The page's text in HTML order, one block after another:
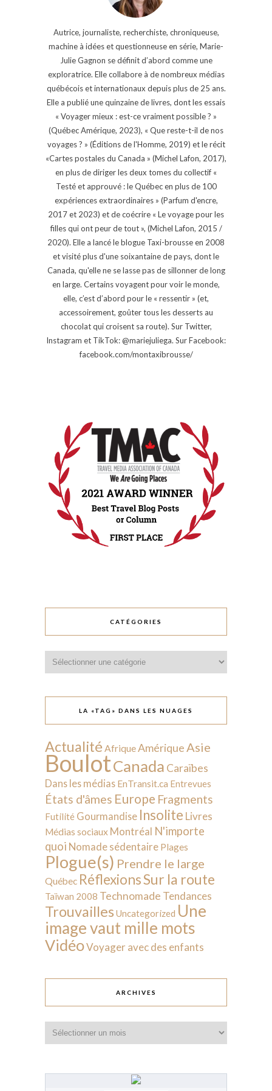
Autrice, journaliste, recherchiste, chroniqueuse,
machine à idées et questionneuse en série, Marie-
Julie Gagnon se définit d’abord comme une
exploratrice. Elle collabore à de nombreux médias
québécois et internationaux depuis plus de 25 ans.
Elle a publié une quinzaine de livres, dont les essais
« Voyager mieux : est-ce vraiment possible ? »
(Québec Amérique, 2023), « Que reste-t-il de nos
voyages ? » (Éditions de l'Homme, 2019) et le récit
«Cartes postales du Canada » (Michel Lafon, 2017),
en plus de diriger les deux tomes du collectif «
Testé et approuvé : le Québec en plus de 100
expériences extraordinaires » (Parfum d'encre,
2017 et 2023) et de coécrire « Le voyage pour les
filles qui ont peur de tout », (Michel Lafon, 2015 /
2020). Elle a lancé le blogue Taxi-brousse en 2008
et visité plus d'une soixantaine de pays, dont le
Canada, qu'elle ne se lasse pas de sillonner de long
en large. Certains voyagent pour voir le monde,
elle, c’est d’abord pour le « ressentir » (et,
accessoirement, goûter tous les desserts au
chocolat qui croisent sa route). Sur Twitter,
Instagram et TikTok: @mariejuliega. Sur Facebook:
facebook.com/montaxibrousse/
CATÉGORIES
LA «TAG» DANS LES NUAGES
Actualité AfriqueAmérique Asie
BoulotCanada Caraïbes
Dans les médias EnTransit.ca Entrevues
États d'âmes Europe Fragments
Futilité Gourmandise Insolite Livres
Médias sociaux Montréal N'importe
quoi Nomade sédentaire Plages
Plogue(s) Prendre le large
Québec RéflexionsSur la route
Taïwan 2008 Technomade Tendances
Trouvailles Uncategorized Une
image vaut mille mots
VidéoVoyager avec des enfants
ARCHIVES